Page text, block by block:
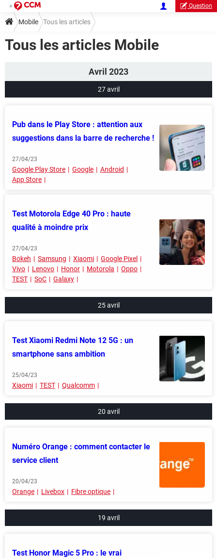
Question
Mobile Tous les articles
Tous les articles Mobile
Avril 2023
27 avril
Pub dans le Play Store : attention aux
suggestions dans la barre de recherche !
27/04/23
Google Play Store Google
Android
App Store
Test Motorola Edge 40 Pro : haute
qualité à moindre prix
27/04/23
Bokeh Samsung Xiaomi
Google Pixel
Vivo
Lenovo Honor Motorola
Oppo
TEST
SoC Galaxy
25 avril
Test Xiaomi Redmi Note 12 5G : un
smartphone sans ambition
25/04/23
Xiaomi TEST Qualcomm
20 avril
Numéro Orange : comment contacter le
service client
20/04/23
Orange Livebox Fibre optique
19 avril
Test Honor Magic 5 Pro : le vrai